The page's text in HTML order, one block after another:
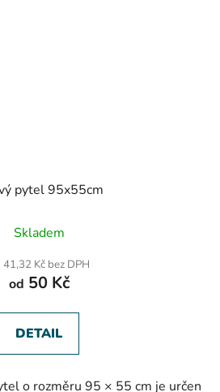
pytel 95x55cm
Skladem
41,32 Kč bez DPH
od 50 Kč
DETAIL
o rozměru 95 × 55 cm je určen